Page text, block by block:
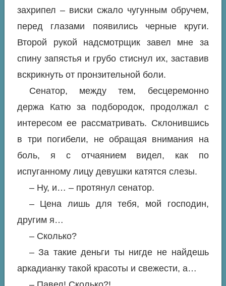
захрипел – виски сжало чугунным обручем,
перед глазами появились черные круги.
Второй рукой надсмотрщик завел мне за
спину запястья и грубо стиснул их, заставив
вскрикнуть от пронзительной боли.
Сенатор, между тем, бесцеремонно
держа Катю за подбородок, продолжал с
интересом ее рассматривать. Склонившись
в три погибели, не обращая внимания на
боль, я с отчаянием видел, как по
испуганному лицу девушки катятся слезы.
– Ну, и… – протянул сенатор.
– Цена лишь для тебя, мой господин,
другим я…
– Сколько?
– За такие деньги ты нигде не найдешь
аркадианку такой красоты и свежести, а…